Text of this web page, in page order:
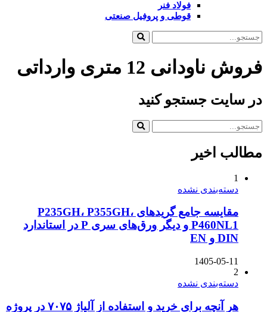
فولاد فنر
قوطی و پروفیل صنعتی
فروش ناودانی 12 متری وارداتی
در سایت جستجو کنید
مطالب اخیر
1
دسته‌بندی نشده
مقایسه جامع گریدهای P235GH، P355GH،
P460NL1 و دیگر ورق‌های سری P در استاندارد
DIN و EN
1405-05-11
2
دسته‌بندی نشده
هر آنچه برای خرید و استفاده از آلیاژ ۷۰۷۵ در پروژه